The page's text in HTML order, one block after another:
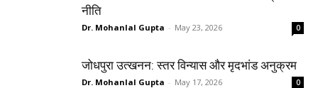
नीति
Dr. Mohanlal Gupta - May 23, 2026 0
जोधपुरा उत्खनन: स्तर विन्यास और मृदभांड अनुक्रम
Dr. Mohanlal Gupta - May 17, 2026 0